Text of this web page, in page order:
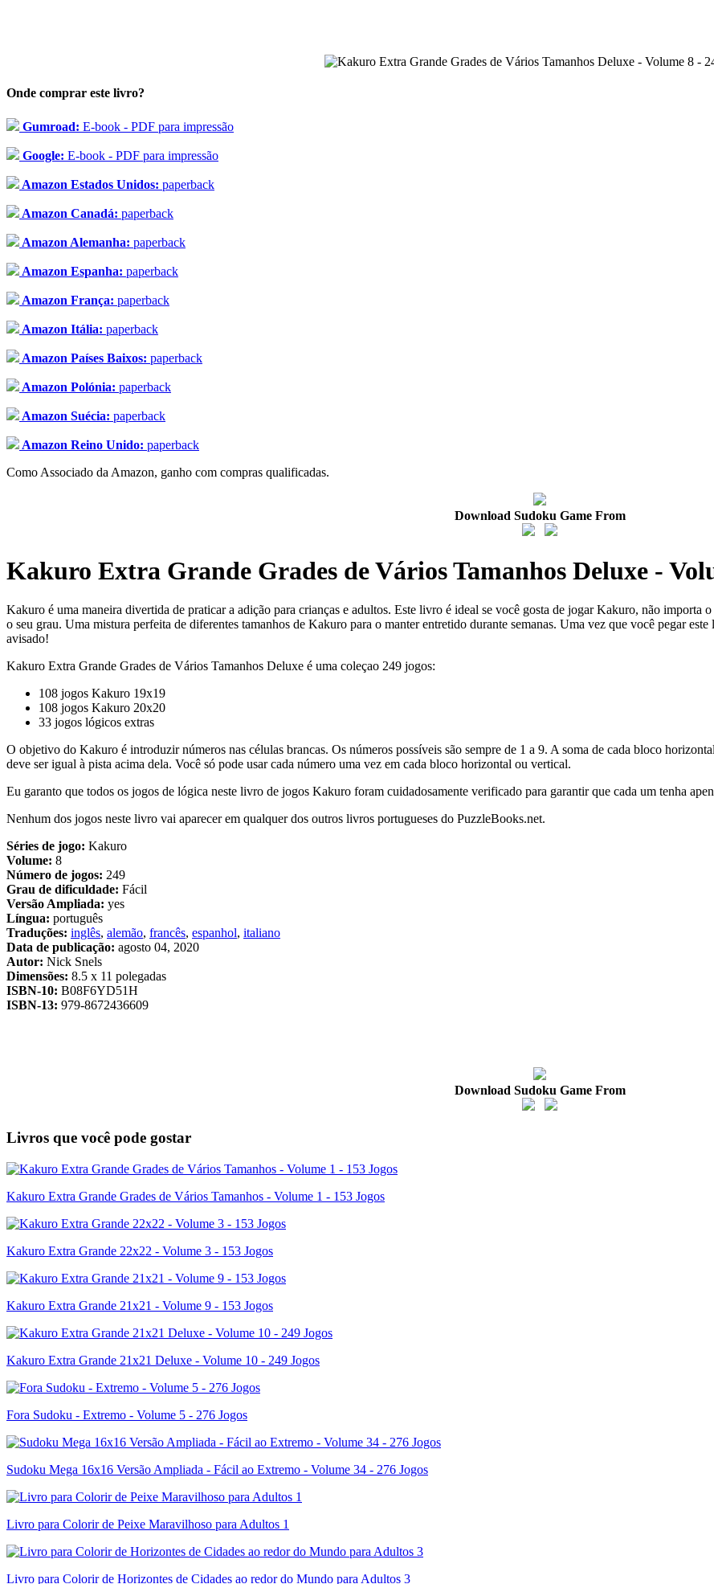
Onde comprar este livro?
Gumroad: E-book - PDF para impressão
Google: E-book - PDF para impressão
Amazon Estados Unidos: paperback
Amazon Canadá: paperback
Amazon Alemanha: paperback
Amazon Espanha: paperback
Amazon França: paperback
Amazon Itália: paperback
Amazon Países Baixos: paperback
Amazon Polónia: paperback
Amazon Suécia: paperback
Amazon Reino Unido: paperback
Como Associado da Amazon, ganho com compras qualificadas.
Download Sudoku Game From
Kakuro Extra Grande Grades de Vários Tamanhos Deluxe -
Kakuro é uma maneira divertida de praticar a adição para crianças e adultos. Este livro é ideal se você gosta de jogar Kakuro, não importa
o seu grau. Uma mistura perfeita de diferentes tamanhos de Kakuro para o manter entretido durante semanas. Uma vez que você pegar
avisado!
Kakuro Extra Grande Grades de Vários Tamanhos Deluxe é uma coleçao 249 jogos:
108 jogos Kakuro 19x19
108 jogos Kakuro 20x20
33 jogos lógicos extras
O objetivo do Kakuro é introduzir números nas células brancas. Os números possíveis são sempre de 1 a 9. A soma de cada bloco
deve ser igual à pista acima dela. Você só pode usar cada número uma vez em cada bloco horizontal ou vertical.
Eu garanto que todos os jogos de lógica neste livro de jogos Kakuro foram cuidadosamente verificado para garantir que cada um tenha
Nenhum dos jogos neste livro vai aparecer em qualquer dos outros livros portugueses do PuzzleBooks.net.
Séries de jogo: Kakuro
Volume: 8
Número de jogos: 249
Grau de dificuldade: Fácil
Versão Ampliada: yes
Língua: português
Traduções: inglês, alemão, francês, espanhol, italiano
Data de publicação: agosto 04, 2020
Autor: Nick Snels
Dimensões: 8.5 x 11 polegadas
ISBN-10: B08F6YD51H
ISBN-13: 979-8672436609
Download Sudoku Game From
Livros que você pode gostar
Kakuro Extra Grande Grades de Vários Tamanhos - Volume 1 - 153 Jogos
Kakuro Extra Grande 22x22 - Volume 3 - 153 Jogos
Kakuro Extra Grande 21x21 - Volume 9 - 153 Jogos
Kakuro Extra Grande 21x21 Deluxe - Volume 10 - 249 Jogos
Fora Sudoku - Extremo - Volume 5 - 276 Jogos
Sudoku Mega 16x16 Versão Ampliada - Fácil ao Extremo - Volume 34 - 276 Jogos
Livro para Colorir de Peixe Maravilhoso para Adultos 1
Livro para Colorir de Horizontes de Cidades ao redor do Mundo para Adultos 3